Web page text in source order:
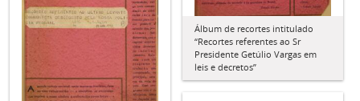
Álbum de recortes intitulado
“Recortes referentes ao Sr
Presidente Getúlio Vargas em
leis e decretos”